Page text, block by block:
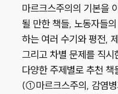
마르크스주의의 기본을
될 만한 책들, 노동자들
하는 여러 수기와 평전,
그리고 차별 문제를 직시
다양한 주제별로 추천 책
(①마르크스주의, 감염